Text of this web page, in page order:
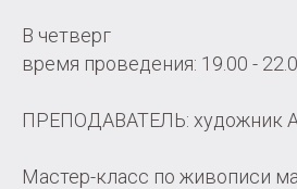
В четверг
время проведения: 19.00 -
ПРЕПОДАВАТЕЛЬ: художник
Мастер-класс по живописи